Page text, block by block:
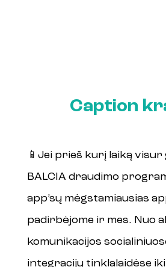
Caption
📱Jei prieš kurį laiką
BALCIA draudimo
app’sų mėgstamiausias
padirbėjome ir mes. Nuo
komunikacijos
integracijų tinklalaidėse